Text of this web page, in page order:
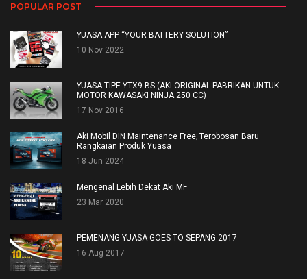
POPULAR POST
YUASA APP “YOUR BATTERY SOLUTION”
10 Nov 2022
YUASA TIPE YTX9-BS (AKI ORIGINAL PABRIKAN UNTUK
MOTOR KAWASAKI NINJA 250 CC)
17 Nov 2016
Aki Mobil DIN Maintenance Free; Terobosan Baru
Rangkaian Produk Yuasa
18 Jun 2024
Mengenal Lebih Dekat Aki MF
23 Mar 2020
PEMENANG YUASA GOES TO SEPANG 2017
16 Aug 2017